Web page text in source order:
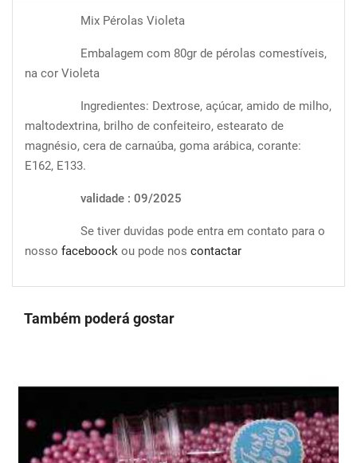
Mix Pérolas Violeta
Embalagem com 80gr de pérolas comestíveis,
na cor Violeta
Ingredientes: Dextrose, açúcar, amido de milho,
maltodextrina, brilho de confeiteiro, estearato de
magnésio, cera de carnaúba, goma arábica, corante:
E162, E133.
validade : 09/2025
Se tiver duvidas pode entra em contato para o
nosso faceboock ou pode nos contactar
Também poderá gostar